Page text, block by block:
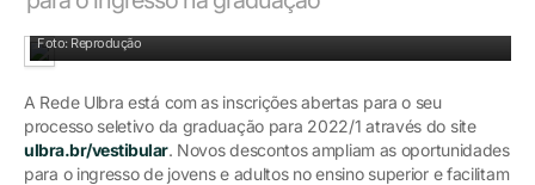
Foto: Reprodução
A Rede Ulbra está com as inscrições abertas para o seu
processo seletivo da graduação para 2022/1 através do site
ulbra.br/vestibular. Novos descontos ampliam as oportunidades
para o ingresso de jovens e adultos no ensino superior e facilitam